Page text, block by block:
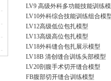
LV9 高级外科多功能技能训练
LV10外科综合技能训练组合模
LV12高级低位包扎模型
LV13高级高位包扎模型
LV18外科缝合包扎展示模型
LV18B 清创缝合训练头部模型
LV20剖腹手术切开缝合模型
FB腹部切开缝合训练模型